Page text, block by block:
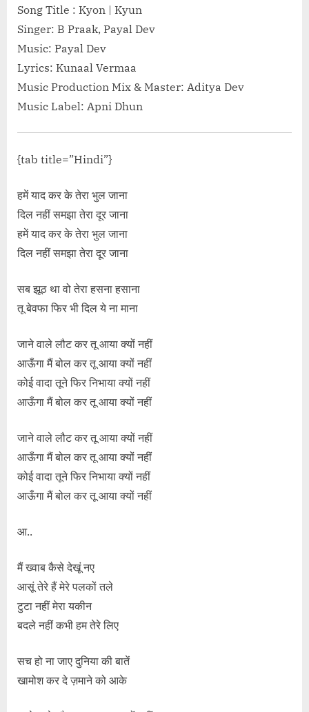
Song Title : Kyon | Kyun
Singer: B Praak, Payal Dev
Music: Payal Dev
Lyrics: Kunaal Vermaa
Music Production Mix & Master: Aditya Dev
Music Label: Apni Dhun
{tab title=”Hindi”}
हमें याद कर के तेरा भुल जाना
दिल नहीं समझा तेरा दूर जाना
हमें याद कर के तेरा भुल जाना
दिल नहीं समझा तेरा दूर जाना
सब झूठ था वो तेरा हसना हसाना
तू बेवफा फिर भी दिल ये ना माना
जाने वाले लौट कर तू आया क्यों नहीं
आऊँगा मैं बोल कर तू आया क्यों नहीं
कोई वादा तूने फिर निभाया क्यों नहीं
आऊँगा मैं बोल कर तू आया क्यों नहीं
जाने वाले लौट कर तू आया क्यों नहीं
आऊँगा मैं बोल कर तू आया क्यों नहीं
कोई वादा तूने फिर निभाया क्यों नहीं
आऊँगा मैं बोल कर तू आया क्यों नहीं
आ..
मैं ख्वाब कैसे देखूं नए
आसूं तेरे हैं मेरे पलकों तले
टुटा नहीं मेरा यकीन
बदले नहीं कभी हम तेरे लिए
सच हो ना जाए दुनिया की बातें
खामोश कर दे ज़माने को आके